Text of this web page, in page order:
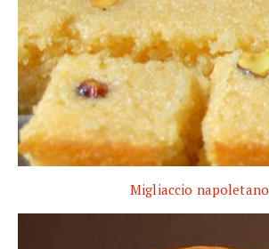
Migliaccio napoletano